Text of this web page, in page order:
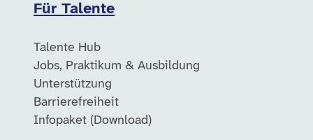
Für Talente
Talente Hub
Jobs, Praktikum & Ausbildung
Unterstützung
Barrierefreiheit
Infopaket (Download)